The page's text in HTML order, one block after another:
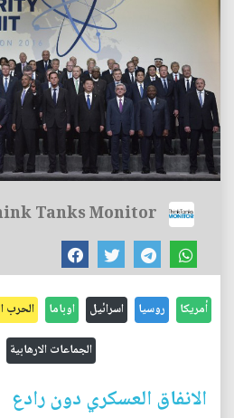
Tanks Monitor
أمريكا روسيا اسرائيل اوباما الحرب
الجماعات الارهابية
الانفاق العسكري دون رادع